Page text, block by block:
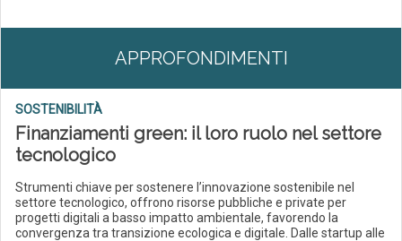
APPROFONDIMENTI
SOSTENIBILITÀ
Finanziamenti green: il loro ruolo nel settore
tecnologico
Strumenti chiave per sostenere l’innovazione sostenibile nel
settore tecnologico, offrono risorse pubbliche e private per
progetti digitali a basso impatto ambientale, favorendo la
convergenza tra transizione ecologica e digitale. Dalle startup alle